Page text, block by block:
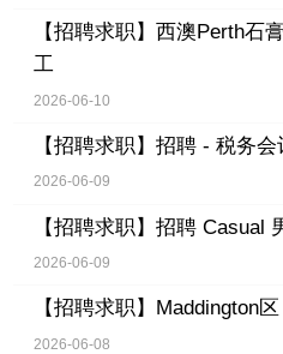
【招聘求职】 西澳Perth石
工
2026-06-10
【招聘求职】 招聘 - 税务会
2026-06-09
【招聘求职】 招聘 Casual
2026-06-09
【招聘求职】 Maddington
2026-06-08